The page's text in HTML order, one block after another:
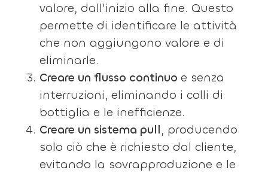
valore, dall'inizio alla fine. Questo
permette di identificare le attività
che non aggiungono valore e di
eliminarle.
Creare un flusso continuoe senza
interruzioni, eliminando i colli di
bottiglia e le inefficienze.
Creare un sistema pull, producendo
solo ciò che è richiesto dal cliente,
evitando la sovrapproduzione e le